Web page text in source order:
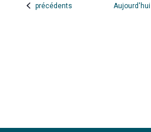
Évènements
précédents Aujourd'hui